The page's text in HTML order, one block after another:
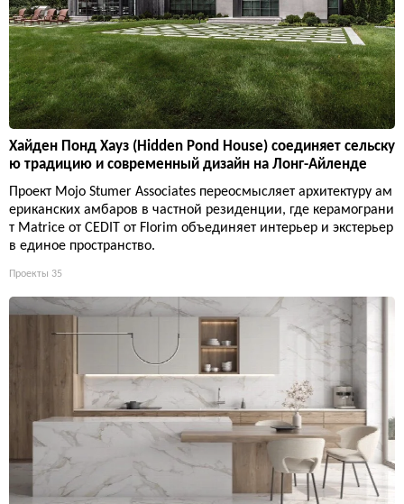
Хайден Понд Хауз (Hidden Pond House) соединяет сельску
ю традицию и современный дизайн на Лонг-Айленде
Проект Mojo Stumer Associates переосмысляет архитектуру ам
ериканских амбаров в частной резиденции, где керамограни
т Matrice от CEDIT от Florim объединяет интерьер и экстерьер
в единое пространство.
Проекты 35